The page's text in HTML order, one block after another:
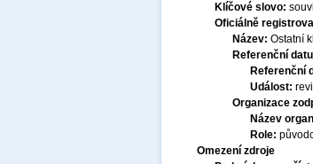
Klíčové slovo:
Oficiálně
Název: Ostatní
Referenční
Referenční
Událost:
Organizace
Název
Role:
Omezení zdroje